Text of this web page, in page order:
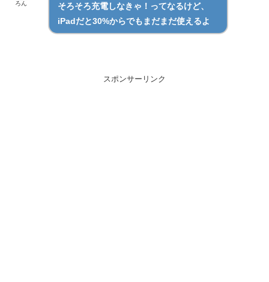
ろん
そろそろ充電しなきゃ！ってなるけど、
iPadだと30%からでもまだまだ使えるよ
スポンサーリンク